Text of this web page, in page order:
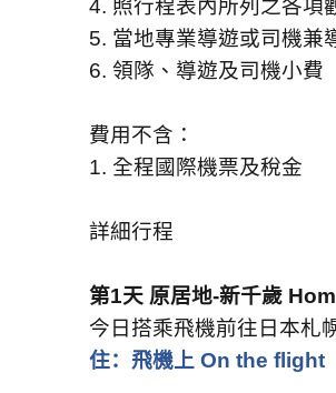
4. 照行程表內所列之各項
5. 當地專業導遊或司機兼
6. 領隊、導遊及司機小費
費用不含：
1. 全程國際機票及稅金
詳細行程
第1天 原居地-新千歲
今日搭乘飛機前往日本札
住：飛機上 On the flight